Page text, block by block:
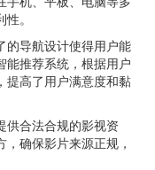
。
的导航设计使得用户能
能推荐系统，根据用户
提高了用户满意度和黏
供合法合规的影视资
确保影片来源正规，